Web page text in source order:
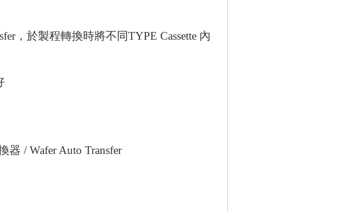
，於製程轉換時將不同TYPE Cassette 內